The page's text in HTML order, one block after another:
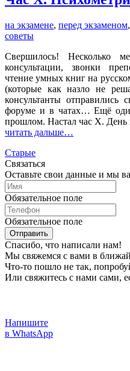
на экзамене, перед экзаменом,
советы
Свершилось! Несколько
консультации, звонки
чтение умных книг на
(которые как назло не
консультанты отправились
форуме и в чатах… Ещё
прошлом. Настал час Х. День
читать дальше…
Cтарые
Связаться
Оставьте свои данные и мы
Обязательное поле
Обязательное поле
Отправить
Спасибо, что написали нам!
Мы свяжемся с вами в
Что-то пошло не так,
Или свяжитесь с нами сами,
Напишите
в WhatsApp